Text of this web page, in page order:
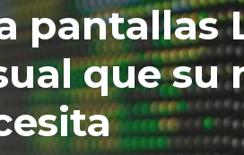
pantallas
que su